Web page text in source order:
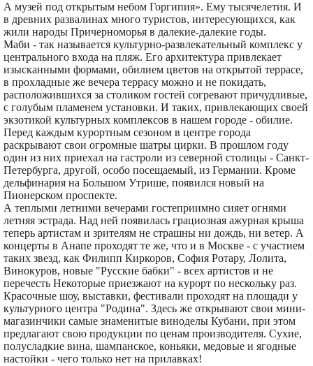
А музей под открытым небом Горгипия». Ему тысячелетия. И
в древних развалинах много туристов, интересующихся, как
жили народы Причерноморья в далекие-далекие годы.
Маби - так называется культурно-развлекательный комплекс у
центрального входа на пляж. Его архитектура привлекает
изысканными формами, обилием цветов на открытой террасе,
в прохладные же вечера террасу можно и не покидать,
расположившихся за столиком гостей согревают причудливые,
с голубым пламенем установки. И таких, привлекающих своей
экзотикой культурных комплексов в нашем городе - обилие.
Перед каждым курортным сезоном в центре города
раскрывают свои огромные шатры цирки. В прошлом году
один из них приехал на гастроли из северной столицы - Санкт-
Петербурга, другой, особо посещаемый, из Германии. Кроме
дельфинария на Большом Утрише, появился новый на
Пионерском проспекте.
А теплыми летними вечерами гостеприимно сияет огнями
летняя эстрада. Над ней появилась грациозная ажурная крыша
теперь артистам и зрителям не страшны ни дождь, ни ветер. А
концерты в Анапе проходят те же, что и в Москве - с участием
таких звезд, как Филипп Киркоров, София Ротару, Лолита,
Винокуров, новые "Русские бабки" - всех артистов и не
перечесть Некоторые приезжают на курорт по нескольку раз.
Красочные шоу, выставки, фестивали проходят на площади у
культурного центра "Родина". Здесь же открывают свои мини-
магазинчики самые знаменитые виноделы Кубани, при этом
предлагают свою продукции по ценам производителя. Сухие,
полусладкие вина, шампанское, коньяки, медовые и ягодные
настойки - чего только нет на прилавках!